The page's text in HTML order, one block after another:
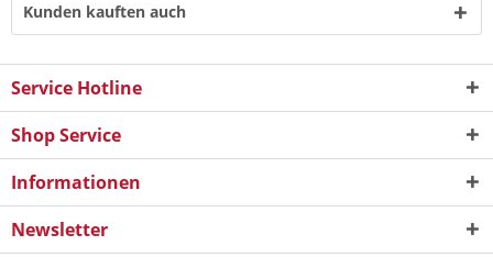
Kunden kauften auch
Service Hotline
Shop Service
Informationen
Newsletter